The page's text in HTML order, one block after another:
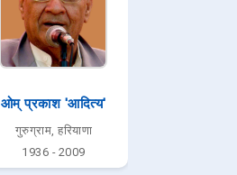
ओम् प्रकाश 'आदित्य'
गुरुग्राम, हरियाणा
1936 - 2009